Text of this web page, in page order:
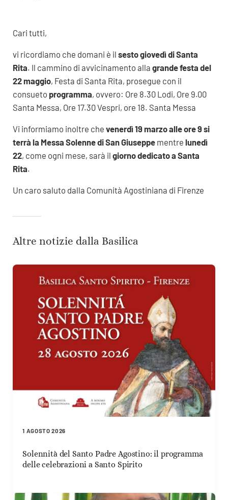
Cari tutti,
vi ricordiamo che domani è il sesto giovedì di Santa
Rita. Il cammino di avvicinamento alla grande festa del
22 maggio, Festa di Santa Rita, prosegue con il
consueto programma, ovvero: Ore 8.30 Lodi, Ore 9.00
Santa Messa, Ore 17.30 Vespri, ore 18. Santa Messa
Vi informiamo inoltre che venerdì 19 marzo alle ore 9 si
terrà la Messa Solenne di San Giuseppementre lunedì
22, come ogni mese, sarà il giorno dedicato a Santa
Rita.
Un caro saluto dalla Comunità Agostiniana di Firenze
Altre notizie dalla Basilica
1 AGOSTO 2026
Solennità del Santo Padre Agostino: il programma
delle celebrazioni a Santo Spirito